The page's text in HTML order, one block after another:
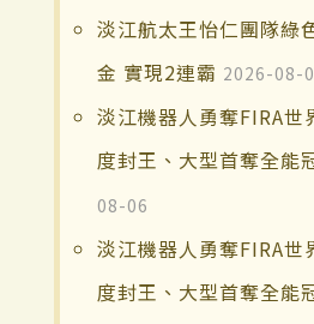
淡江航太王怡仁團隊綠
金 實現2連霸 2026-08-
淡江機器人勇奪FIRA世
度封王、大型首奪全能
08-06
淡江機器人勇奪FIRA世
度封王、大型首奪全能